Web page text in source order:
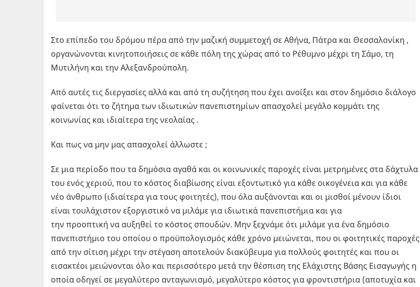
Στο επίπεδο του δρόμου πέρα από την μαζική συμμετοχή σε Αθήνα, Πάτρα και Θεσσαλονίκη ,
οργανώνονται κινητοποιήσεις σε κάθε πόλη της χώρας από το Ρέθυμνο μέχρι τη Σάμο, τη
Μυτιλήνη και την Αλεξανδρούπολη.
Από αυτές τις διεργασίες αλλά και από τη συζήτηση που έχει ανοίξει και στον δημόσιο διάλογο
φαίνεται ότι το ζήτημα των ιδιωτικών πανεπιστημίων απασχολεί μεγάλο κομμάτι της
κοινωνίας και ιδιαίτερα της νεολαίας .
Και πως να μην μας απασχολεί άλλωστε ;
Σε μια περίοδο που τα δημόσια αγαθά και οι κοινωνικές παροχές είναι μετρημένες στα δάχτυλα
του ενός χεριού, που το κόστος διαβίωσης είναι εξοντωτικό για κάθε οικογένεια και για κάθε
νέο άνθρωπο (ιδιαίτερα για τους φοιτητές), που όλα αυξάνονται και οι μισθοί μένουν ίδιοι
είναι τουλάχιστον εξοργιστικό να μιλάμε για ιδιωτικά πανεπιστήμια και για
την προοπτική να αυξηθεί το κόστος σπουδών. Μην ξεχνάμε ότι μιλάμε για ένα δημόσιο
πανεπιστήμιο του οποίου ο προϋπολογισμός κάθε χρόνο μειώνεται, που οι φοιτητικές παροχές
από την σίτιση μέχρι την στέγαση αποτελούν διακύβευμα για πολλούς φοιτητές και που οι
εισακτέοι μειώνονται όλο και περισσότερο μετά την θέσπιση της Ελάχιστης Βάσης Εισαγωγής η
οποία οδηγεί σε μεγαλύτερο ανταγωνισμό, μεγαλύτερο κόστος για φροντιστήρια (αποτυχία και